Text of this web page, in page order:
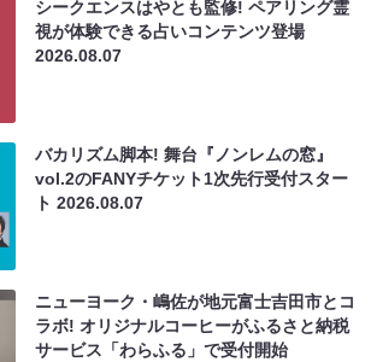
シークエンスはやとも監修! ペアリング霊
視が体験できる占いコンテンツ登場
2026.08.07
バカリズム脚本! 舞台『ノンレムの窓』
vol.2のFANYチケット1次先行受付スター
ト2026.08.07
ニューヨーク・嶋佐が地元富士吉田市とコ
ラボ! オリジナルコーヒーがふるさと納税
サービス「わらふる」で受付開始